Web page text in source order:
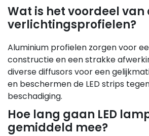
Wat is het voordeel
verlichtingsprofielen?
Aluminium profielen zorgen voor
constructie en een strakke
diverse diffusors voor een
en beschermen de LED strips
beschadiging.
Hoe lang gaan LED
gemiddeld mee?